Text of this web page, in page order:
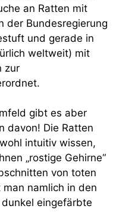
an Ratten mit
der Bundesregierung
und gerade in
weltweit) mit
zur
gibt es aber
davon! Die Ratten
intuitiv wissen,
„rostige Gehirne“
von toten
namlich in den
eingefärbte